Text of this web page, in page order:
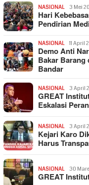
NASIONAL 3 Mei
Hari
Pendirian
NASIONAL 11 April
Demo Anti
Bakar
Bandar
NASIONAL 3 April
GREAT
Eskalasi
NASIONAL 3 April
Kejari Karo
Harus
NASIONAL 30
GREAT